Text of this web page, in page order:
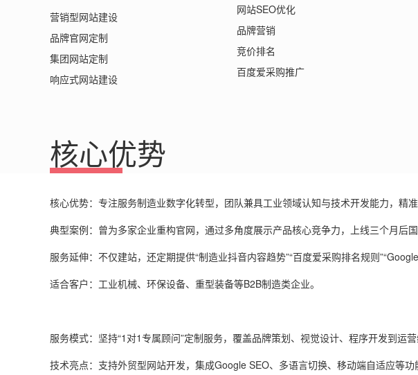
营销型网站建设
品牌官网定制
集团网站定制
响应式网站建设
网站SEO优化
品牌营销
竞价排名
百度爱采购推广
核心优势
核心优势‌：专注服务制造业数字化转型，团队兼具工业领域认知与技术开发能力，精
典型案例‌：曾为多家企业重构官网，通过多角度展示产品核心竞争力，上线三个月后
‌服务延伸‌：不仅建站，还定期提供“制造业抖音内容趋势”“百度爱采购排名规则”“Google
‌适合客户‌：工业机械、环保设备、重型装备等B2B制造类企业。
‌服务模式‌：坚持“1 对1专属顾问”定制服务，覆盖品牌策划、视觉设计、程序开发到运营
‌技术亮点‌：支持外贸型网站开发，集成Google SEO、多语言切换、移动端自适应等功